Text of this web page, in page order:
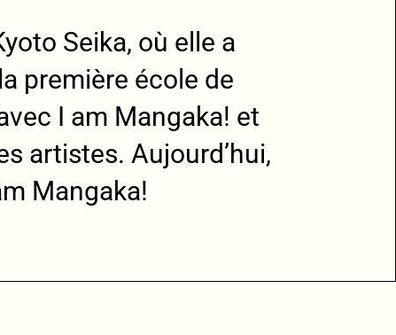
Seika, où elle a
première école de
I am Mangaka! et
artistes. Aujourd’hui,
Mangaka!